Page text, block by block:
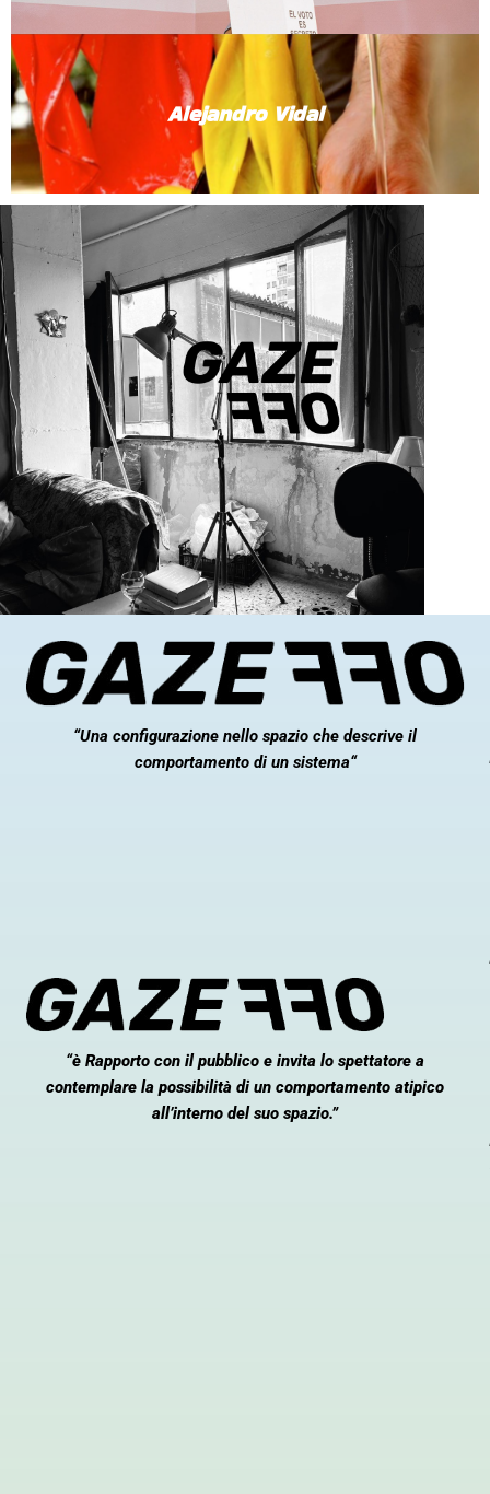
Alejandro Vidal
“Una configurazione nello spazio che descrive il
comportamento di un sistema“
“è Rapporto con il pubblico e invita lo spettatore a
contemplare la possibilità di un comportamento atipico
all’interno del suo spazio.”